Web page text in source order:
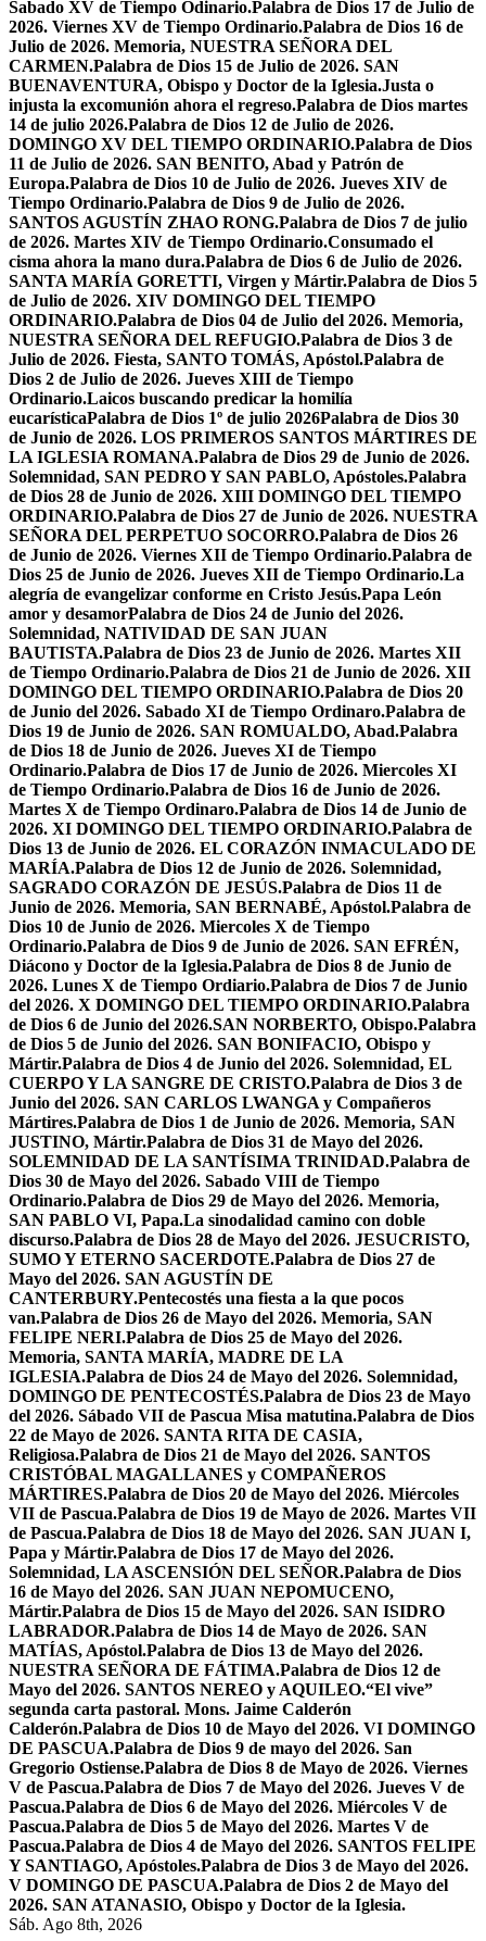
Sabado XV de Tiempo Odinario.Palabra de Dios 17 de Julio de
2026. Viernes XV de Tiempo Ordinario.Palabra de Dios 16 de
Julio de 2026. Memoria, NUESTRA SEÑORA DEL
CARMEN.Palabra de Dios 15 de Julio de 2026. SAN
BUENAVENTURA, Obispo y Doctor de la Iglesia.Justa o
injusta la excomunión ahora el regreso.Palabra de Dios martes
14 de julio 2026.Palabra de Dios 12 de Julio de 2026.
DOMINGO XV DEL TIEMPO ORDINARIO.Palabra de Dios
11 de Julio de 2026. SAN BENITO, Abad y Patrón de
Europa.Palabra de Dios 10 de Julio de 2026. Jueves XIV de
Tiempo Ordinario.Palabra de Dios 9 de Julio de 2026.
SANTOS AGUSTÍN ZHAO RONG.Palabra de Dios 7 de julio
de 2026. Martes XIV de Tiempo Ordinario.Consumado el
cisma ahora la mano dura.Palabra de Dios 6 de Julio de 2026.
SANTA MARÍA GORETTI, Virgen y Mártir.Palabra de Dios 5
de Julio de 2026. XIV DOMINGO DEL TIEMPO
ORDINARIO.Palabra de Dios 04 de Julio del 2026. Memoria,
NUESTRA SEÑORA DEL REFUGIO.Palabra de Dios 3 de
Julio de 2026. Fiesta, SANTO TOMÁS, Apóstol.Palabra de
Dios 2 de Julio de 2026. Jueves XIII de Tiempo
Ordinario.Laicos buscando predicar la homilía
eucarísticaPalabra de Dios 1º de julio 2026Palabra de Dios 30
de Junio de 2026. LOS PRIMEROS SANTOS MÁRTIRES DE
LA IGLESIA ROMANA.Palabra de Dios 29 de Junio de 2026.
Solemnidad, SAN PEDRO Y SAN PABLO, Apóstoles.Palabra
de Dios 28 de Junio de 2026. XIII DOMINGO DEL TIEMPO
ORDINARIO.Palabra de Dios 27 de Junio de 2026. NUESTRA
SEÑORA DEL PERPETUO SOCORRO.Palabra de Dios 26
de Junio de 2026. Viernes XII de Tiempo Ordinario.Palabra de
Dios 25 de Junio de 2026. Jueves XII de Tiempo Ordinario.La
alegría de evangelizar conforme en Cristo Jesús.Papa León
amor y desamorPalabra de Dios 24 de Junio del 2026.
Solemnidad, NATIVIDAD DE SAN JUAN
BAUTISTA.Palabra de Dios 23 de Junio de 2026. Martes XII
de Tiempo Ordinario.Palabra de Dios 21 de Junio de 2026. XII
DOMINGO DEL TIEMPO ORDINARIO.Palabra de Dios 20
de Junio del 2026. Sabado XI de Tiempo Ordinaro.Palabra de
Dios 19 de Junio de 2026. SAN ROMUALDO, Abad.Palabra
de Dios 18 de Junio de 2026. Jueves XI de Tiempo
Ordinario.Palabra de Dios 17 de Junio de 2026. Miercoles XI
de Tiempo Ordinario.Palabra de Dios 16 de Junio de 2026.
Martes X de Tiempo Ordinaro.Palabra de Dios 14 de Junio de
2026. XI DOMINGO DEL TIEMPO ORDINARIO.Palabra de
Dios 13 de Junio de 2026. EL CORAZÓN INMACULADO DE
MARÍA.Palabra de Dios 12 de Junio de 2026. Solemnidad,
SAGRADO CORAZÓN DE JESÚS.Palabra de Dios 11 de
Junio de 2026. Memoria, SAN BERNABÉ, Apóstol.Palabra de
Dios 10 de Junio de 2026. Miercoles X de Tiempo
Ordinario.Palabra de Dios 9 de Junio de 2026. SAN EFRÉN,
Diácono y Doctor de la Iglesia.Palabra de Dios 8 de Junio de
2026. Lunes X de Tiempo Ordiario.Palabra de Dios 7 de Junio
del 2026. X DOMINGO DEL TIEMPO ORDINARIO.Palabra
de Dios 6 de Junio del 2026.SAN NORBERTO, Obispo.Palabra
de Dios 5 de Junio del 2026. SAN BONIFACIO, Obispo y
Mártir.Palabra de Dios 4 de Junio del 2026. Solemnidad, EL
CUERPO Y LA SANGRE DE CRISTO.Palabra de Dios 3 de
Junio del 2026. SAN CARLOS LWANGA y Compañeros
Mártires.Palabra de Dios 1 de Junio de 2026. Memoria, SAN
JUSTINO, Mártir.Palabra de Dios 31 de Mayo del 2026.
SOLEMNIDAD DE LA SANTÍSIMA TRINIDAD.Palabra de
Dios 30 de Mayo del 2026. Sabado VIII de Tiempo
Ordinario.Palabra de Dios 29 de Mayo del 2026. Memoria,
SAN PABLO VI, Papa.La sinodalidad camino con doble
discurso.Palabra de Dios 28 de Mayo del 2026. JESUCRISTO,
SUMO Y ETERNO SACERDOTE.Palabra de Dios 27 de
Mayo del 2026. SAN AGUSTÍN DE
CANTERBURY.Pentecostés una fiesta a la que pocos
van.Palabra de Dios 26 de Mayo del 2026. Memoria, SAN
FELIPE NERI.Palabra de Dios 25 de Mayo del 2026.
Memoria, SANTA MARÍA, MADRE DE LA
IGLESIA.Palabra de Dios 24 de Mayo del 2026. Solemnidad,
DOMINGO DE PENTECOSTÉS.Palabra de Dios 23 de Mayo
del 2026. Sábado VII de Pascua Misa matutina.Palabra de Dios
22 de Mayo de 2026. SANTA RITA DE CASIA,
Religiosa.Palabra de Dios 21 de Mayo del 2026. SANTOS
CRISTÓBAL MAGALLANES y COMPAÑEROS
MÁRTIRES.Palabra de Dios 20 de Mayo del 2026. Miércoles
VII de Pascua.Palabra de Dios 19 de Mayo de 2026. Martes VII
de Pascua.Palabra de Dios 18 de Mayo del 2026. SAN JUAN I,
Papa y Mártir.Palabra de Dios 17 de Mayo del 2026.
Solemnidad, LA ASCENSIÓN DEL SEÑOR.Palabra de Dios
16 de Mayo del 2026. SAN JUAN NEPOMUCENO,
Mártir.Palabra de Dios 15 de Mayo del 2026. SAN ISIDRO
LABRADOR.Palabra de Dios 14 de Mayo de 2026. SAN
MATÍAS, Apóstol.Palabra de Dios 13 de Mayo del 2026.
NUESTRA SEÑORA DE FÁTIMA.Palabra de Dios 12 de
Mayo del 2026. SANTOS NEREO y AQUILEO.“El vive”
segunda carta pastoral. Mons. Jaime Calderón
Calderón.Palabra de Dios 10 de Mayo del 2026. VI DOMINGO
DE PASCUA.Palabra de Dios 9 de mayo del 2026. San
Gregorio Ostiense.Palabra de Dios 8 de Mayo de 2026. Viernes
V de Pascua.Palabra de Dios 7 de Mayo del 2026. Jueves V de
Pascua.Palabra de Dios 6 de Mayo del 2026. Miércoles V de
Pascua.Palabra de Dios 5 de Mayo del 2026. Martes V de
Pascua.Palabra de Dios 4 de Mayo del 2026. SANTOS FELIPE
Y SANTIAGO, Apóstoles.Palabra de Dios 3 de Mayo del 2026.
V DOMINGO DE PASCUA.Palabra de Dios 2 de Mayo del
2026. SAN ATANASIO, Obispo y Doctor de la Iglesia.
Sáb. Ago 8th, 2026